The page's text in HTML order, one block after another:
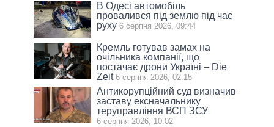
В Одесі автомобіль
провалився під землю під час
руху 6 серпня 2026, 09:44
Кремль готував замах на
очільника компанії, що
постачає дрони Україні – Die
Zeit 6 серпня 2026, 02:15
Антикорупційний суд визначив
заставу ексначальнику
теруправління ВСП ЗСУ
6 серпня 2026, 10:02